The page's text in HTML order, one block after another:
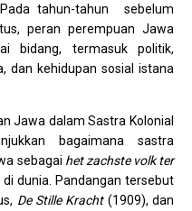
tahun-tahun sebelum
peran perempuan Jawa
bidang, termasuk politik,
dan kehidupan sosial istana
Jawa dalam Sastra Kolonial
bagaimana sastra
sebagai het zachste volk ter
dunia. Pandangan tersebut
De Stille Kracht(1909), dan